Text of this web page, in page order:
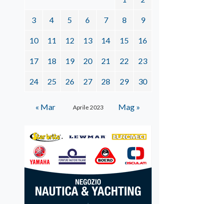
Aprile 2023
3 4 5 6 7 8 9
10 11 12 13 14 15 16
17 18 19 20 21 22 23
24 25 26 27 28 29 30
« Mar Mag »